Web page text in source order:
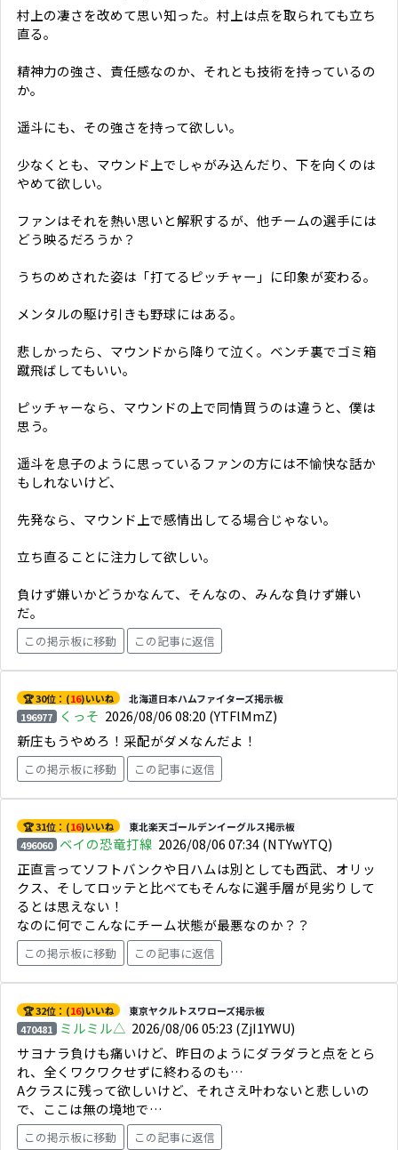
村上の凄さを改めて思い知った。村上は点を取られても立ち
直る。
精神力の強さ、責任感なのか、それとも技術を持っているの
か。
遥斗にも、その強さを持って欲しい。
少なくとも、マウンド上でしゃがみ込んだり、下を向くのは
やめて欲しい。
ファンはそれを熱い思いと解釈するが、他チームの選手には
どう映るだろうか？
うちのめされた姿は「打てるピッチャー」に印象が変わる。
メンタルの駆け引きも野球にはある。
悲しかったら、マウンドから降りて泣く。ベンチ裏でゴミ箱
蹴飛ばしてもいい。
ピッチャーなら、マウンドの上で同情買うのは違うと、僕は
思う。
遥斗を息子のように思っているファンの方には不愉快な話か
もしれないけど、
先発なら、マウンド上で感情出してる場合じゃない。
立ち直ることに注力して欲しい。
負けず嫌いかどうかなんて、そんなの、みんな負けず嫌い
だ。
この掲示板に移動 この記事に返信
🏆 30位：(16)いいね
北海道日本ハムファイターズ掲示板
196977
くっそ 2026/08/06 08:20 (YTFlMmZ)
新庄もうやめろ！采配がダメなんだよ！
この掲示板に移動 この記事に返信
🏆 31位：(16)いいね
東北楽天ゴールデンイーグルス掲示板
496060 ベイの恐竜打線 2026/08/06 07:34(NTYwYTQ)
正直言ってソフトバンクや日ハムは別としても西武、オリッ
クス、そしてロッテと比べてもそんなに選手層が見劣りして
るとは思えない！
なのに何でこんなにチーム状態が最悪なのか？？
この掲示板に移動 この記事に返信
🏆 32位：(16)いいね
東京ヤクルトスワローズ掲示板
470481
ミルミル△ 2026/08/06 05:23 (ZjI1YWU)
サヨナラ負けも痛いけど、昨日のようにダラダラと点をとら
れ、全くワクワクせずに終わるのも…
Aクラスに残って欲しいけど、それさえ叶わないと悲しいの
で、ここは無の境地で…
この掲示板に移動 この記事に返信